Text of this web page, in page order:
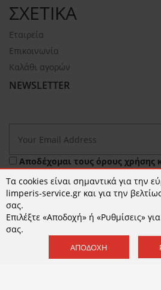
ΣΧΕΤΙΚΑ
Εταιρεία
Επικοινωνία
Καλάθι αγορών
NEWSLETTER
Αποδέχομαι τους όρους χρήσης
Τα cookies είναι σημαντικά για την
limperis-service.gr και για την
σας.
Επιλέξτε «Αποδοχή» ή «Ρυθμίσεις»
σας.
ΑΠΟΔΟΧΉ